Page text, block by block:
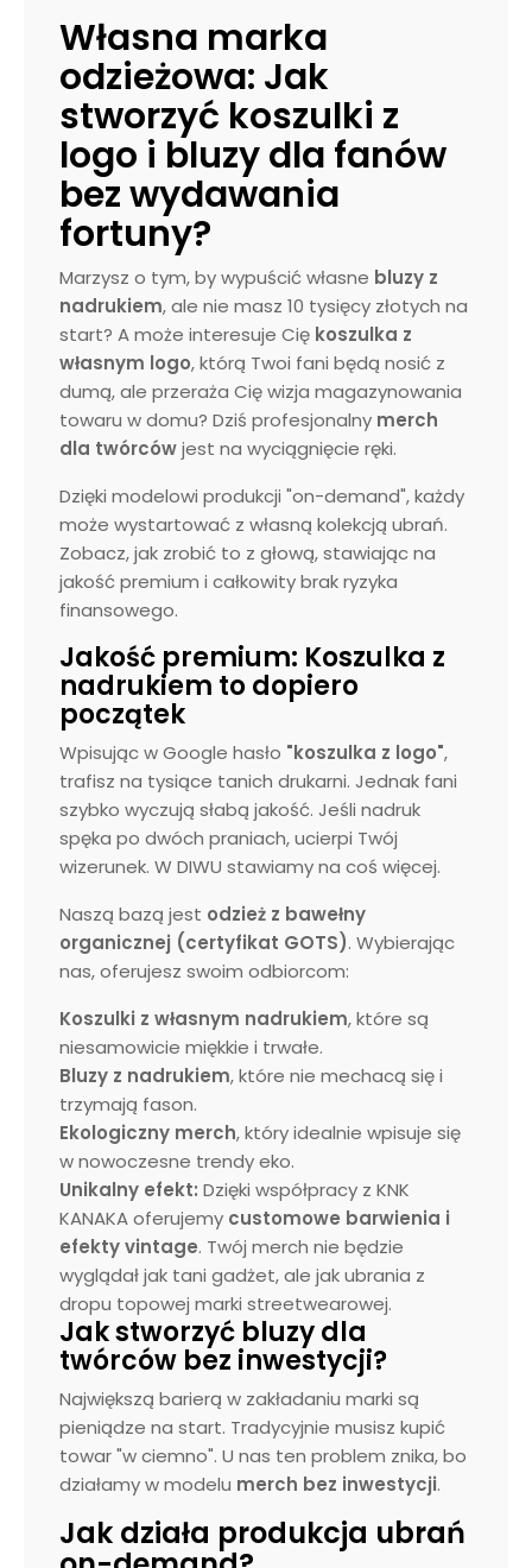
Własna marka
odzieżowa: Jak
stworzyć koszulki z
logo i bluzy dla fanów
bez wydawania
fortuny?
Marzysz o tym, by wypuścić własne bluzy z
nadrukiem, ale nie masz 10 tysięcy złotych na
start? A może interesuje Cię koszulka z
własnym logo, którą Twoi fani będą nosić z
dumą, ale przeraża Cię wizja magazynowania
towaru w domu? Dziś profesjonalny merch
dla twórcówjest na wyciągnięcie ręki.
Dzięki modelowi produkcji "on-demand", każdy
może wystartować z własną kolekcją ubrań.
Zobacz, jak zrobić to z głową, stawiając na
jakość premium i całkowity brak ryzyka
finansowego.
Jakość premium: Koszulka z
nadrukiem to dopiero
początek
Wpisując w Google hasło "koszulka z logo",
trafisz na tysiące tanich drukarni. Jednak fani
szybko wyczują słabą jakość. Jeśli nadruk
spęka po dwóch praniach, ucierpi Twój
wizerunek. W DIWU stawiamy na coś więcej.
Naszą bazą jest odzież z bawełny
organicznej (certyfikat GOTS). Wybierając
nas, oferujesz swoim odbiorcom:
Koszulki z własnym nadrukiem, które są
niesamowicie miękkie i trwałe.
Bluzy z nadrukiem, które nie mechacą się i
trzymają fason.
Ekologiczny merch, który idealnie wpisuje się
w nowoczesne trendy eko.
Unikalny efekt: Dzięki współpracy z KNK
KANAKA oferujemy customowe barwienia i
efekty vintage. Twój merch nie będzie
wyglądał jak tani gadżet, ale jak ubrania z
dropu topowej marki streetwearowej.
Jak stworzyć bluzy dla
twórców bez inwestycji?
Największą barierą w zakładaniu marki są
pieniądze na start. Tradycyjnie musisz kupić
towar "w ciemno". U nas ten problem znika, bo
działamy w modelu merch bez inwestycji.
Jak działa produkcja ubrań